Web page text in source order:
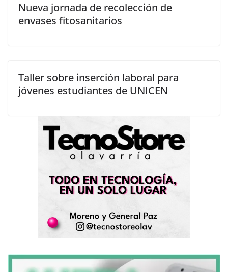
Nueva jornada de recolección de
envases fitosanitarios
Taller sobre inserción laboral para
jóvenes estudiantes de UNICEN